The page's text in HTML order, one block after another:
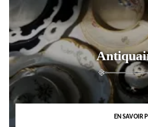
EN SAVOIR